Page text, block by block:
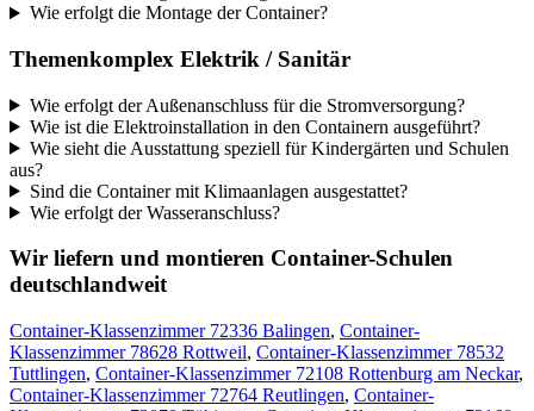
Wie erfolgt die Montage der Container?
Themenkomplex Elektrik / Sanitär
Wie erfolgt der Außenanschluss für die Stromversorgung?
Wie ist die Elektroinstallation in den Containern ausgeführt?
Wie sieht die Ausstattung speziell für Kindergärten und Schulen
aus?
Sind die Container mit Klimaanlagen ausgestattet?
Wie erfolgt der Wasseranschluss?
Wir liefern und montieren Container-Schulen
deutschlandweit
Container-Klassenzimmer 72336 Balingen, Container-
Klassenzimmer 78628 Rottweil, Container-Klassenzimmer 78532
Tuttlingen, Container-Klassenzimmer 72108 Rottenburg am Neckar,
Container-Klassenzimmer 72764 Reutlingen, Container-